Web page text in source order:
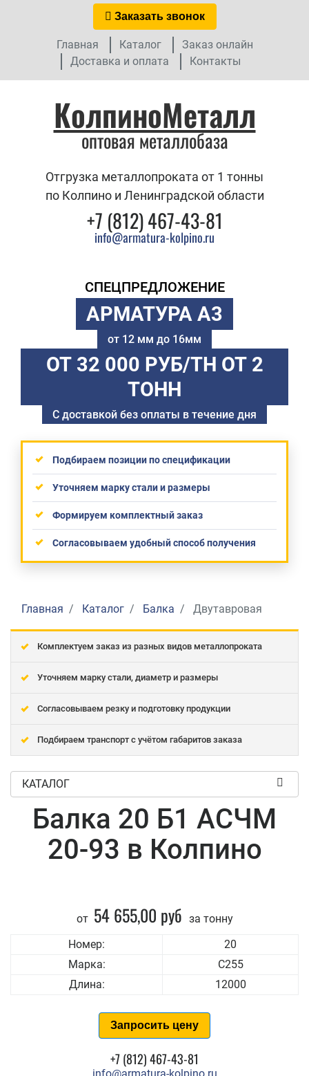
Заказать звонок
Главная Каталог
Заказ онлайн
Доставка и оплата
Контакты
КолпиноМеталл
оптовая металлобаза
Отгрузка металлопроката от 1 тонны
по Колпино и Ленинградской области
+7 (812) 467-43-81
info@armatura-kolpino.ru
СПЕЦПРЕДЛОЖЕНИЕ
АРМАТУРА А3
от 12 мм до 16мм
ОТ 32 000 РУБ/ТН ОТ 2
ТОНН
С доставкой без оплаты в течение дня
Подбираем позиции по спецификации
Уточняем марку стали и размеры
Формируем комплектный заказ
Согласовываем удобный способ получения
Главная Каталог Балка Двутавровая
Комплектуем заказ из разных видов металлопроката
Уточняем марку стали, диаметр и размеры
Согласовываем резку и подготовку продукции
Подбираем транспорт с учётом габаритов заказа
КАТАЛОГ
Балка 20 Б1 АСЧМ
20-93 в Колпино
от 54 655,00 руб за тонну
Номер:
20
Марка:
С255
Длина:
12000
Запросить цену
+7 (812) 467-43-81